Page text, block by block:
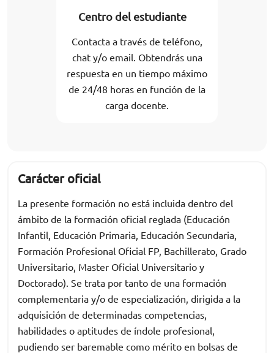
Centro del estudiante
Contacta a través de teléfono,
chat y/o email. Obtendrás una
respuesta en un tiempo máximo
de 24/48 horas en función de la
carga docente.
Carácter oficial
La presente formación no está incluida dentro del
ámbito de la formación oficial reglada (Educación
Infantil, Educación Primaria, Educación Secundaria,
Formación Profesional Oficial FP, Bachillerato, Grado
Universitario, Master Oficial Universitario y
Doctorado). Se trata por tanto de una formación
complementaria y/o de especialización, dirigida a la
adquisición de determinadas competencias,
habilidades o aptitudes de índole profesional,
pudiendo ser baremable como mérito en bolsas de